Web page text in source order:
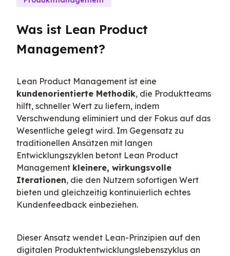
Was ist Lean Product
Management?
kundenorientierte Methodik, die Produktteams
hilft, schneller Wert zu liefern, indem
Verschwendung eliminiert und der Fokus auf das
Wesentliche gelegt wird. Im Gegensatz zu
traditionellen Ansätzen mit langen
Entwicklungszyklen betont Lean Product
Management kleinere, wirkungsvolle
Iterationen, die den Nutzern sofortigen Wert
bieten und gleichzeitig kontinuierlich echtes
Kundenfeedback einbeziehen.
Dieser Ansatz wendet Lean-Prinzipien auf den
digitalen Produktentwicklungslebenszyklus an